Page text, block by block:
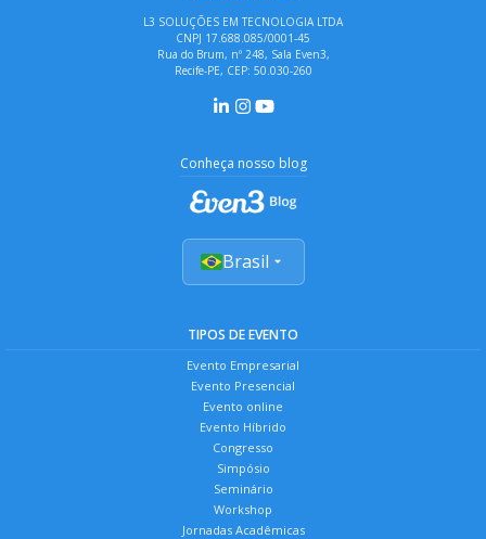
L3 SOLUÇÕES EM TECNOLOGIA LTDA
CNPJ 17.688.085/0001-45
Rua do Brum, nº 248, Sala Even3,
Recife-PE, CEP: 50.030-260
Conheça nosso blog
Brasil
TIPOS DE EVENTO
Evento Empresarial
Evento Presencial
Evento online
Evento Híbrido
Congresso
Simpósio
Seminário
Workshop
Jornadas Acadêmicas